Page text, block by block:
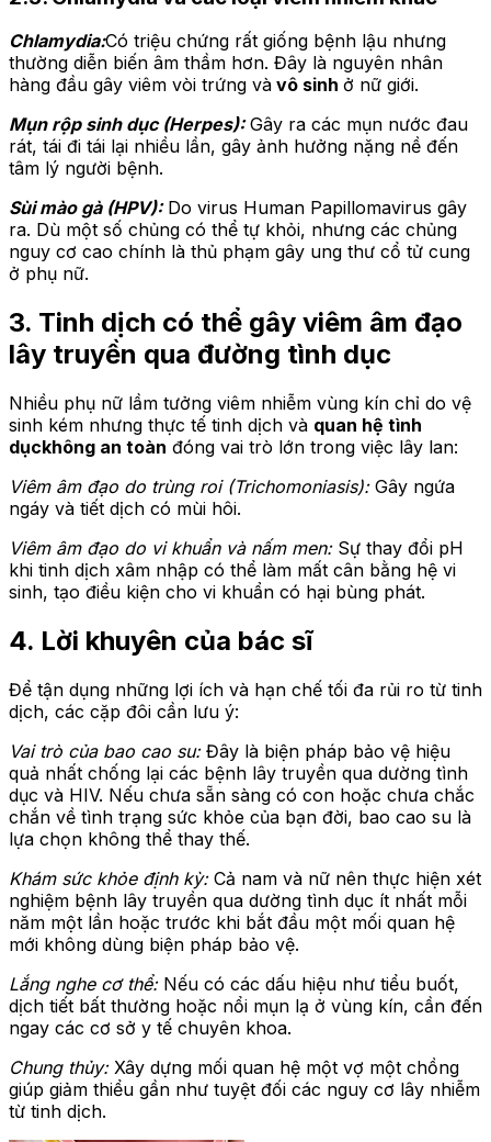
Chlamydia:Có triệu chứng rất giống bệnh lậu nhưng
thường diễn biến âm thầm hơn. Đây là nguyên nhân
hàng đầu gây viêm vòi trứng và vô sinh ở nữ giới.
Mụn rộp sinh dục (Herpes):Gây ra các mụn nước đau
rát, tái đi tái lại nhiều lần, gây ảnh hưởng nặng nề đến
tâm lý người bệnh.
Sùi mào gà (HPV):Do virus Human Papillomavirus gây
ra. Dù một số chủng có thể tự khỏi, nhưng các chủng
nguy cơ cao chính là thủ phạm gây ung thư cổ tử cung
ở phụ nữ.
3. Tinh dịch có thể gây viêm âm đạo
lây truyền qua đường tình dục
Nhiều phụ nữ lầm tưởng viêm nhiễm vùng kín chỉ do vệ
sinh kém nhưng thực tế tinh dịch và quan hệ tình
dụckhông an toàn đóng vai trò lớn trong việc lây lan:
Viêm âm đạo do trùng roi (Trichomoniasis):Gây ngứa
ngáy và tiết dịch có mùi hôi.
Viêm âm đạo do vi khuẩn và nấm men:Sự thay đổi pH
khi tinh dịch xâm nhập có thể làm mất cân bằng hệ vi
sinh, tạo điều kiện cho vi khuẩn có hại bùng phát.
4. Lời khuyên của bác sĩ
Để tận dụng những lợi ích và hạn chế tối đa rủi ro từ tinh
dịch, các cặp đôi cần lưu ý:
Vai trò của bao cao su:Đây là biện pháp bảo vệ hiệu
quả nhất chống lại các bệnh lây truyền qua dường tình
dục và HIV. Nếu chưa sẵn sàng có con hoặc chưa chắc
chắn về tình trạng sức khỏe của bạn đời, bao cao su là
lựa chọn không thể thay thế.
Khám sức khỏe định kỳ:Cả nam và nữ nên thực hiện xét
nghiệm bệnh lây truyền qua dường tình dục ít nhất mỗi
năm một lần hoặc trước khi bắt đầu một mối quan hệ
mới không dùng biện pháp bảo vệ.
Lắng nghe cơ thể:Nếu có các dấu hiệu như tiểu buốt,
dịch tiết bất thường hoặc nổi mụn lạ ở vùng kín, cần đến
ngay các cơ sở y tế chuyên khoa.
Chung thủy:Xây dựng mối quan hệ một vợ một chồng
giúp giảm thiểu gần như tuyệt đối các nguy cơ lây nhiễm
từ tinh dịch.